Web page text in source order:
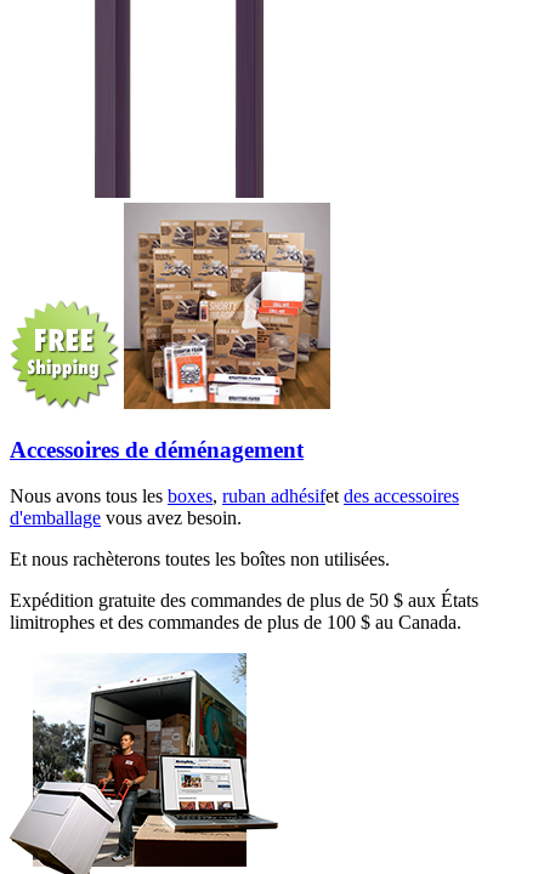
Accessoires de déménagement
Nous avons tous les boxes, ruban adhésifetdes accessoires
d'emballage vous avez besoin.
Et nous rachèterons toutes les boîtes non utilisées.
Expédition gratuite des commandes de plus de 50 $ aux États
limitrophes et des commandes de plus de 100 $ au Canada.